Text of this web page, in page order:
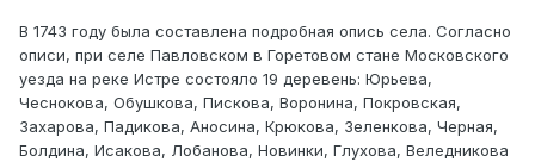
В 1743 году была составлена подробная опись села. Согласно
описи, при селе Павловском в Горетовом стане Московского
уезда на реке Истре состояло 19 деревень: Юрьева,
Чеснокова, Обушкова, Пискова, Воронина, Покровская,
Захарова, Падикова, Аносина, Крюкова, Зеленкова, Черная,
Болдина, Исакова, Лобанова, Новинки, Глухова, Веледникова